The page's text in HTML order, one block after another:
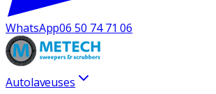
WhatsApp06 50 74 71 06
Autolaveuses